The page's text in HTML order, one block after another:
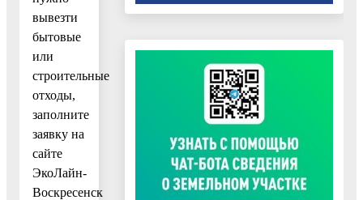
вывезти
бытовые
или
строительные
отходы,
заполните
заявку на
сайте
ЭкоЛайн-
Воскресенск